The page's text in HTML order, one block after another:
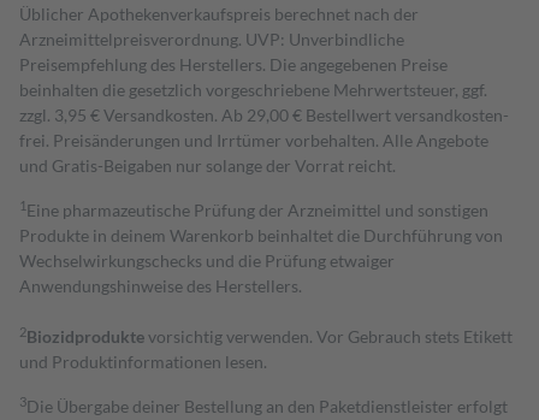
Üblicher Apothekenverkaufspreis berechnet nach der
Arzneimittelpreisverordnung. UVP: Unverbindliche
Preisempfehlung des Herstellers. Die angegebenen Preise
beinhalten die gesetzlich vorgeschriebene Mehrwertsteuer, ggf.
zzgl. 3,95 € Versandkosten. Ab 29,00 € Bestell­wert versand­kosten­
frei. Preisänderungen und Irrtümer vorbehalten. Alle Angebote
und Gratis-Beigaben nur solange der Vorrat reicht.
1 Eine pharmazeutische Prüfung der Arzneimittel und sonstigen
Produkte in deinem Warenkorb beinhaltet die Durchführung von
Wechselwirkungschecks und die Prüfung etwaiger
Anwendungshinweise des Herstellers.
2Biozidproduktevorsichtig verwenden. Vor Gebrauch stets Etikett
und Produktinformationen lesen.
3Die Übergabe deiner Bestellung an den Paketdienstleister erfolgt